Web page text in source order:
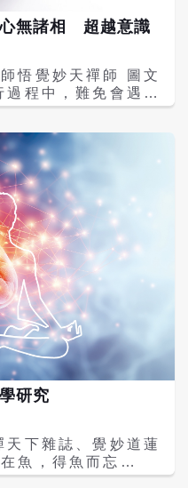
得到大自在而成就
自在的？就是「行
皆空，度一切苦
識）都不見了，因
」，才會有煩惱、
，就會很自在、很
這個大智慧而得到
、聲聞、天、人、
，後六者就是所謂
每天都很自在，就
果很苦悶，煩惱很
「人」界，甚至在
生界、餓鬼界、地
的不如意或是災
的，因此，一定要
我」境界，也就是
有大福報。 我們
很不幸，或是災難
已經墮落到「人」
來，就可以讓心靈
要怎麼做？最好的
無諸相 超越意識
覺妙天禪師 圖文
行的階段都是「眾
自於意識，也就是
著所造成，因此
佛之前，
人心無常，想來想
我困擾，甚至還會
或是想不開，滿腦
，則會將煩惱、痛
變為心靈上「常樂
感慨地說：「眾生
原因，就是因為我
有我執與法執，就
邪，心住四相，所
照見五蘊皆空，度
來自於「我」的執
能夠超越「我」，
研究
魚，得魚而忘
形骸，與釋迦牟尼